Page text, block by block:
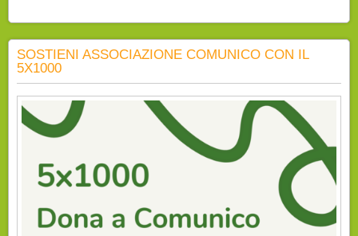
SOSTIENI ASSOCIAZIONE COMUNICO CON IL
5X1000